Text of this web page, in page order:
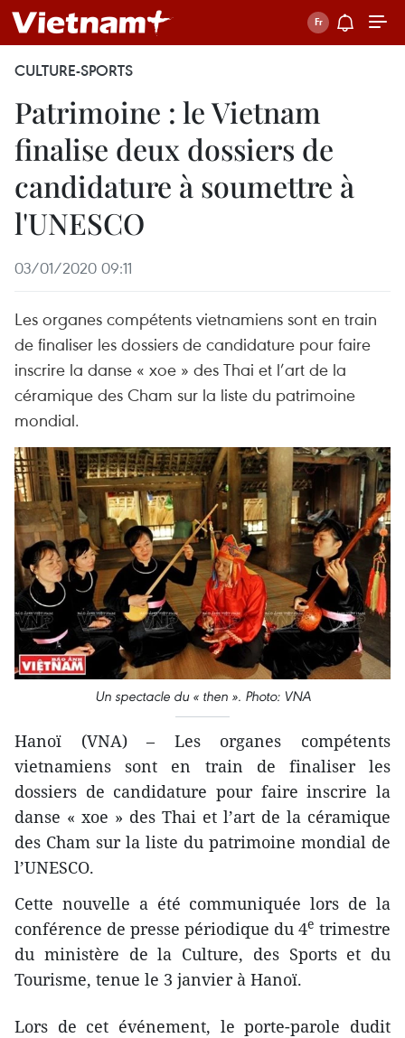
CULTURE-SPORTS
Patrimoine : le Vietnam
finalise deux dossiers de
candidature à soumettre à
l'UNESCO
03/01/2020 09:11
Les organes compétents vietnamiens sont en train
de finaliser les dossiers de candidature pour faire
inscrire la danse « xoe » des Thai et l’art de la
céramique des Cham sur la liste du patrimoine
mondial.
Un spectacle du « then ». Photo: VNA
Hanoï (VNA) – Les organes compétents
vietnamiens sont en train de finaliser les
dossiers de candidature pour faire inscrire la
danse « xoe » des Thai et l’art de la céramique
des Cham sur la liste du patrimoine mondial de
l’UNESCO.
Cette nouvelle a été communiquée lors de la
conférence de presse périodique du 4e trimestre
du ministère de la Culture, des Sports et du
Tourisme, tenue le 3 janvier à Hanoï.
Lors de cet événement, le porte-parole dudit